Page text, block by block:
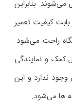
می‌شوند. بنابراین
بابت کیفیت تعمیر
راحت می‌شود.
کمک و نمایندگی
ندارد و این
ها می‌شود.